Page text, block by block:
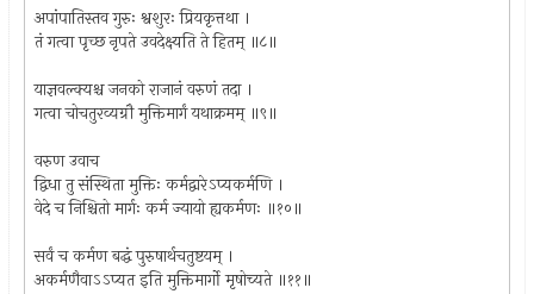
अपांपातिस्तव गुरुः श्वशुरः प्रियकृत्तथा ।
तं गत्वा पृच्छ नृपते उवदेक्ष्यति ते हितम् ॥८॥
याज्ञवल्क्यश्च जनको राजानं वरुणं तदा ।
गत्वा चोचतुरव्यग्रौ मुक्तिमार्गं यथाक्रमम् ॥९॥
वरुण उवाच
द्विधा तु संस्थिता मुक्तिः कर्मद्वारेऽप्यकर्मणि ।
वेदे च निश्चितो मार्गः कर्म ज्यायो ह्यकर्मणः ॥१०॥
सर्वं च कर्मण बद्धं पुरुषार्थचतुष्टयम् ।
अकर्मणैवाऽऽप्यत इति मुक्तिमार्गो मृषोच्यते ॥११॥